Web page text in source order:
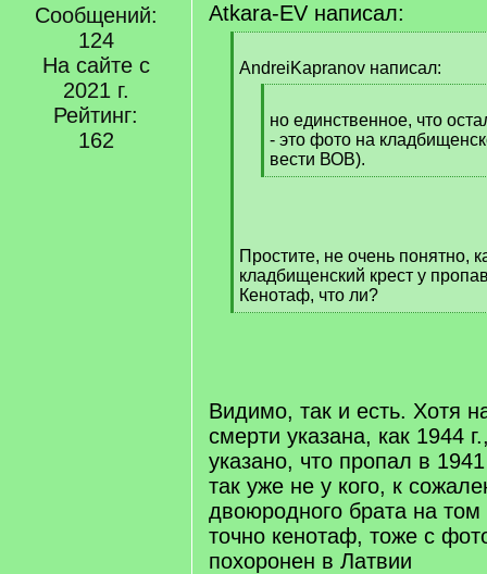
Сообщений:
124
На сайте с
2021 г.
Рейтинг:
162
Atkara-EV написал:
q
AndreiKapranov написал:
q
]
но единственное, что
- это фото на
вести ВОВ).
[
Простите, не очень понятно,
кладбищенский крест у
Кенотаф, что ли?
[
Видимо, так и есть. Хотя
смерти указана, как 1944
указано, что пропал в
так уже не у кого, к
двоюродного брата на
точно кенотаф, тоже с
похоронен в Латвии